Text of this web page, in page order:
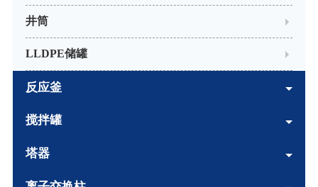
井筒
LLDPE储罐
反应釜
搅拌罐
塔器